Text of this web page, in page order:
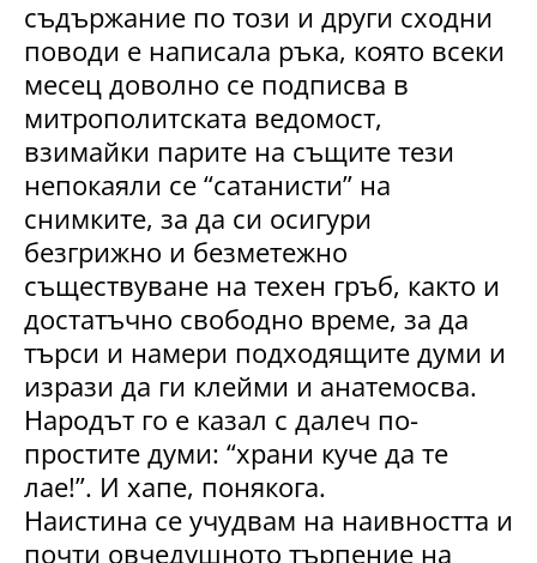
съдържание по този и други сходни
поводи е написала ръка, която всеки
месец доволно се подписва в
митрополитската ведомост,
взимайки парите на същите тези
непокаяли се “сатанисти” на
снимките, за да си осигури
безгрижно и безметежно
съществуване на техен гръб, както и
достатъчно свободно време, за да
търси и намери подходящите думи и
изрази да ги клейми и анатемосва.
Народът го е казал с далеч по-
простите думи: “храни куче да те
лае!”. И хапе, понякога.
Наистина се учудвам на наивността и
почти овчедушното търпение на